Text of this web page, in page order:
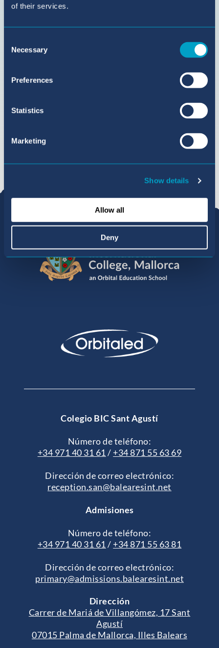
of their services.
Selection
Necessary
Preferences
Statistics
Marketing
Show details
Allow all
Deny
Colegio BIC Sant Agustí
Número de teléfono:
+34 971 40 31 61 / +34 871 55 63 69
Dirección de correo electrónico:
reception.san@balearesint.net
Admisiones
Número de teléfono:
+34 971 40 31 61 / +34 871 55 63 81
Dirección de correo electrónico:
primary@admissions.balearesint.net
Dirección
Carrer de Mariá de Villangómez, 17 Sant
Agustí
07015 Palma de Mallorca, Illes Balears